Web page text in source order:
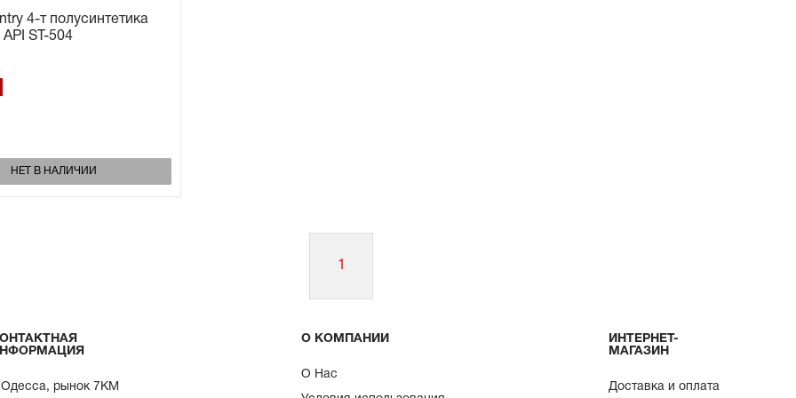
4-т полусинтетика
ST-504
НЕТ В НАЛИЧИИ
1
Одесса, рынок 7КМ
О КОМПАНИИ
О Нас
ИНТЕРНЕТ-
МАГАЗИН
Доставка и оплата